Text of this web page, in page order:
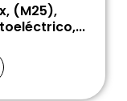
(M25),